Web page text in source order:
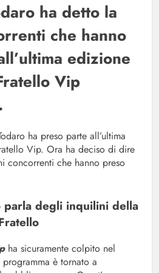
ha detto la
che hanno
edizione
Vip
ha preso parte all’ultima
Vip. Ora ha deciso di dire
concorrenti che hanno preso
parla degli inquilini della
ha sicuramente colpito nel
è tornato a